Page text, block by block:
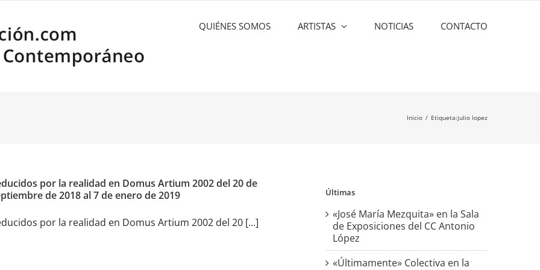
QUIÉNES SOMOS ARTISTAS NOTICIAS CONTACTO
Inicio Etiqueta:julio lopez
por la realidad en Domus Artium 2002 del 20 de
de 2018 al 7 de enero de 2019
por la realidad en Domus Artium 2002 del 20 [...]
Últimas
«José María Mezquita» en la Sala
de Exposiciones del CC Antonio
López
«Últimamente» Colectiva en la